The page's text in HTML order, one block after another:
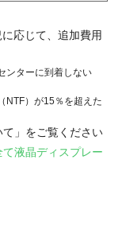
応じて、追加費用
ンターに到着しない
NTF）が15％を超えた
」をご覧ください
液晶ディスプレー